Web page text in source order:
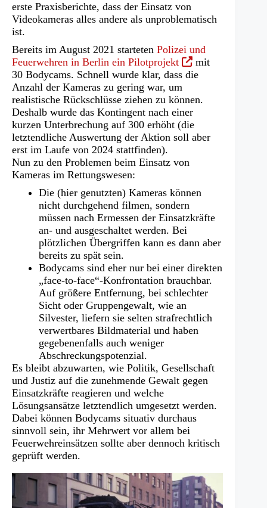
Tab)
erste Praxisberichte, dass der Einsatz von
Videokameras alles andere als unproblematisch
ist.
Bereits im August 2021 starteten Polizei und
Feuerwehren in Berlin ein Pilotprojekt(Öffnet
in
einem
neuen
Tab)
mit
30 Bodycams. Schnell wurde klar, dass die
Anzahl der Kameras zu gering war, um
realistische Rückschlüsse ziehen zu können.
Deshalb wurde das Kontingent nach einer
kurzen Unterbrechung auf 300 erhöht (die
letztendliche Auswertung der Aktion soll aber
erst im Laufe von 2024 stattfinden).
Nun zu den Problemen beim Einsatz von
Kameras im Rettungswesen:
Die (hier genutzten) Kameras können
nicht durchgehend filmen, sondern
müssen nach Ermessen der Einsatzkräfte
an- und ausgeschaltet werden. Bei
plötzlichen Übergriffen kann es dann aber
bereits zu spät sein.
Bodycams sind eher nur bei einer direkten
„face-to-face“-Konfrontation brauchbar.
Auf größere Entfernung, bei schlechter
Sicht oder Gruppengewalt, wie an
Silvester, liefern sie selten strafrechtlich
verwertbares Bildmaterial und haben
gegebenenfalls auch weniger
Abschreckungspotenzial.
Es bleibt abzuwarten, wie Politik, Gesellschaft
und Justiz auf die zunehmende Gewalt gegen
Einsatzkräfte reagieren und welche
Lösungsansätze letztendlich umgesetzt werden.
Dabei können Bodycams situativ durchaus
sinnvoll sein, ihr Mehrwert vor allem bei
Feuerwehreinsätzen sollte aber dennoch kritisch
geprüft werden.